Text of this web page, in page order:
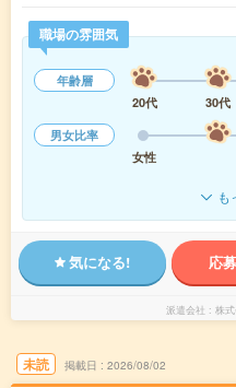
職場の雰囲気
年齢層
20代
30代
男女比率
女性
も
気になる! 応
派遣会社 株
未読 掲載日 2026/08/02